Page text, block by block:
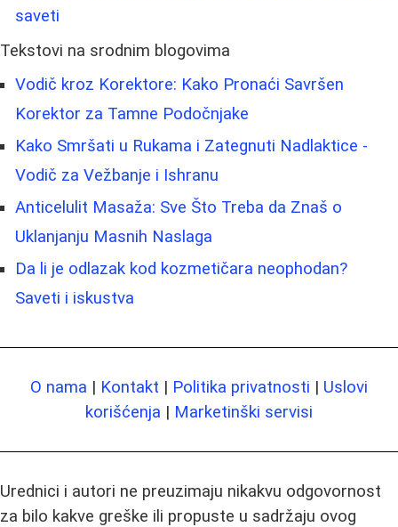
saveti
Tekstovi na srodnim blogovima
Vodič kroz Korektore: Kako Pronaći Savršen
Korektor za Tamne Podočnjake
Kako Smršati u Rukama i Zategnuti Nadlaktice -
Vodič za Vežbanje i Ishranu
Anticelulit Masaža: Sve Što Treba da Znaš o
Uklanjanju Masnih Naslaga
Da li je odlazak kod kozmetičara neophodan?
Saveti i iskustva
O nama | Kontakt | Politika privatnosti | Uslovi
korišćenja | Marketinški servisi
Urednici i autori ne preuzimaju nikakvu odgovornost
za bilo kakve greške ili propuste u sadržaju ovog